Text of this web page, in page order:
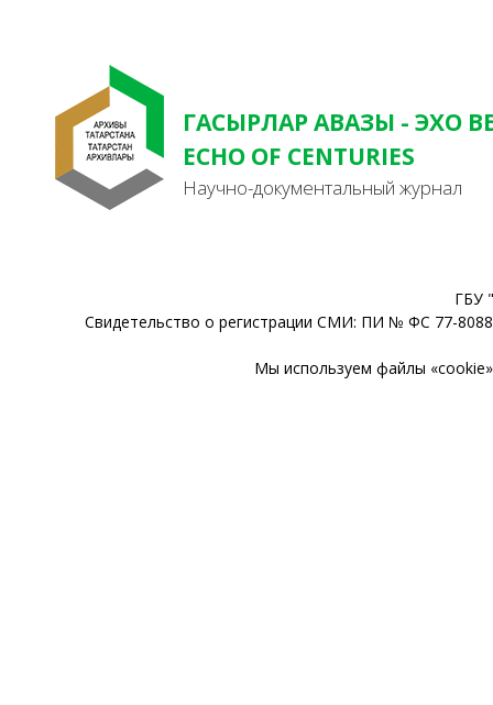
ГАСЫРЛАР АВАЗЫ - ЭХО
ECHO OF CENTURIES
Научно-документальный журнал
ГБУ
Свидетельство о регистрации СМИ: ПИ № ФС 77-
Мы используем файлы «cookie»